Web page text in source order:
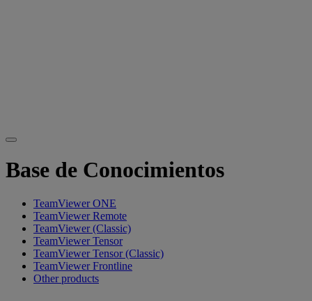
Base de Conocimientos
TeamViewer ONE
TeamViewer Remote
TeamViewer (Classic)
TeamViewer Tensor
TeamViewer Tensor (Classic)
TeamViewer Frontline
Other products